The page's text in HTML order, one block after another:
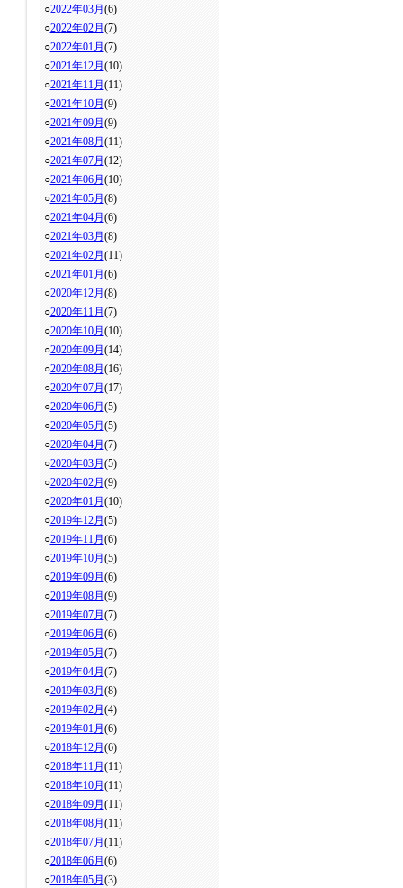
○2022年03月 (6)
○2022年02月 (7)
○2022年01月 (7)
○2021年12月 (10)
○2021年11月 (11)
○2021年10月 (9)
○2021年09月 (9)
○2021年08月 (11)
○2021年07月 (12)
○2021年06月 (10)
○2021年05月 (8)
○2021年04月 (6)
○2021年03月 (8)
○2021年02月 (11)
○2021年01月 (6)
○2020年12月 (8)
○2020年11月 (7)
○2020年10月 (10)
○2020年09月 (14)
○2020年08月 (16)
○2020年07月 (17)
○2020年06月 (5)
○2020年05月 (5)
○2020年04月 (7)
○2020年03月 (5)
○2020年02月 (9)
○2020年01月 (10)
○2019年12月 (5)
○2019年11月 (6)
○2019年10月 (5)
○2019年09月 (6)
○2019年08月 (9)
○2019年07月 (7)
○2019年06月 (6)
○2019年05月 (7)
○2019年04月 (7)
○2019年03月 (8)
○2019年02月 (4)
○2019年01月 (6)
○2018年12月 (6)
○2018年11月 (11)
○2018年10月 (11)
○2018年09月 (11)
○2018年08月 (11)
○2018年07月 (11)
○2018年06月 (6)
○2018年05月 (3)